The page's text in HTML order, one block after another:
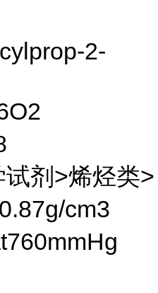
2-
剂>烯烃类>
cm3